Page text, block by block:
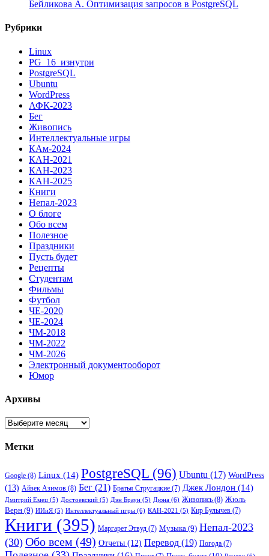
Бейликова А. Оптимизация запросов в PostgreSQL
Рубрики
Linux
PG_16_изнутри
PostgreSQL
Ubuntu
WordPress
АФК-2023
Бег
Живопись
Интеллектуальные игры
КАм-2024
КАН-2021
КАН-2023
КАН-2025
Книги
Непал-2023
О блоге
Обо всем
Полезное
Праздники
Пусть будет
Рецепты
Студентам
Фильмы
Футбол
ЧЕ-2020
ЧЕ-2024
ЧМ-2018
ЧМ-2022
ЧМ-2026
Электронный документооборот
Юмор
Архивы
Архивы
Метки
Google (8) Linux (14) PostgreSQL (96) Ubuntu (17) WordPress
(13) Айзек Азимов (8) Бег (21) Братья Стругацкие (7) Джек Лондон (14)
Дмитрий Емец (5) Достоевский (5) Дэн Браун (5) Дюна (6) Живопись (8) Жюль
Верн (9) ИИиЯ (5) Интеллектуальный игры (6) КАН-2021 (5) Кир Булычев (7)
Книги (395) Маргарет Этвуд (7) Музыка (9) Непал-2023
(30) Обо всем (49) Отчеты (12) Перевод (19) Погода (7)